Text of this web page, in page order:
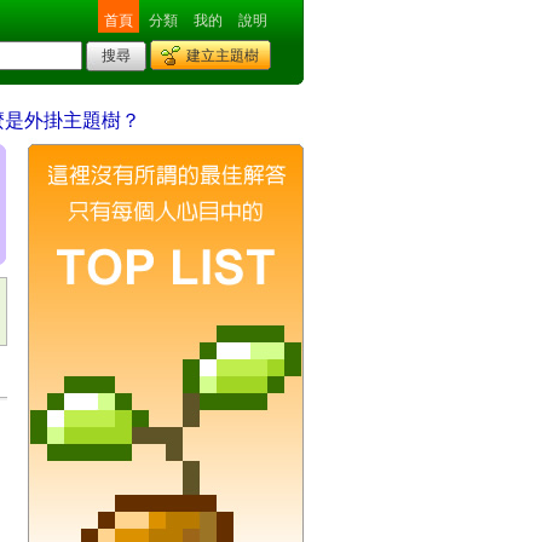
首頁 分類 我的 說明
建立主題樹
外掛主題樹？